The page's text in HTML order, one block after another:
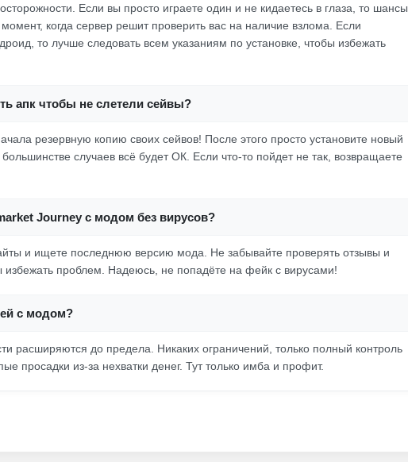
Если вы просто играете один и не кидаетесь в глаза, то шансы
когда сервер решит проверить вас на наличие взлома. Если
то лучше следовать всем указаниям по установке, чтобы избежать
апк чтобы не слетели сейвы?
резервную копию своих сейвов! После этого просто установите новый
случаев всё будет ОК. Если что-то пойдет не так, возвращаете
Journey с модом без вирусов?
и ищете последнюю версию мода. Не забывайте проверять отзывы и
избежать проблем. Надеюсь, не попадёте на фейк с вирусами!
с модом?
расширяются до предела. Никаких ограничений, только полный контроль
просадки из-за нехватки денег. Тут только имба и профит.